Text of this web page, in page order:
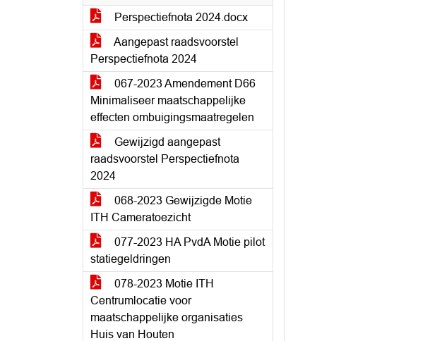
Perspectiefnota 2024.docx
Aangepast raadsvoorstel
Perspectiefnota 2024
067-2023 Amendement D66
Minimaliseer maatschappelijke
effecten ombuigingsmaatregelen
Gewijzigd aangepast
raadsvoorstel Perspectiefnota
2024
068-2023 Gewijzigde Motie
ITH Cameratoezicht
077-2023 HA PvdA Motie pilot
statiegeldringen
078-2023 Motie ITH
Centrumlocatie voor
maatschappelijke organisaties
Huis van Houten